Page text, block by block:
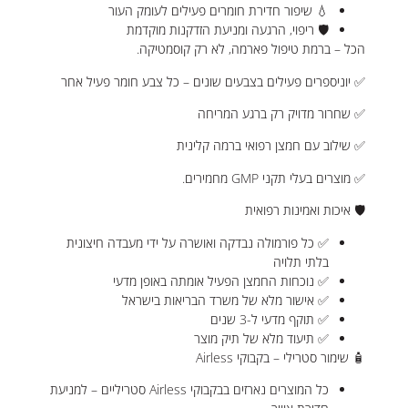
💧 שיפור חדירת חומרים פעילים לעומק העור
🛡️ ריפוי, הרגעה ומניעת הזדקנות מוקדמת
הכל – ברמת טיפול פארמה, לא רק קוסמטיקה.
✅ יוניספרים פעילים בצבעים שונים – כל צבע חומר פעיל אחר
✅ שחרור מדויק רק ברגע המריחה
✅ שילוב עם חמצן רפואי ברמה קלינית
✅ מוצרים בעלי תקני GMP מחמירים.
🛡️ איכות ואמינות רפואית
✅ כל פורמולה נבדקה ואושרה על ידי מעבדה חיצונית
בלתי תלויה
✅ נוכחות החמצן הפעיל אומתה באופן מדעי
✅ אישור מלא של משרד הבריאות בישראל
✅ תוקף מדעי ל-3 שנים
✅ תיעוד מלא של תיק מוצר
🧴 שימור סטרילי – בקבוקי Airless
כל המוצרים נארזים בבקבוקי Airless סטריליים – למניעת